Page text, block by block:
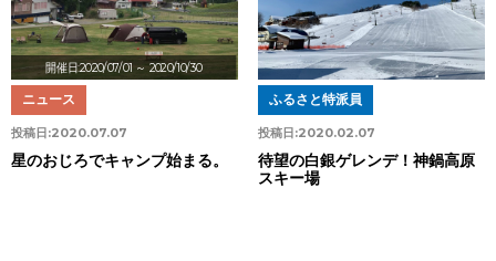
開催日:2020/07/01 ～ 2020/10/30
投稿日:2020.07.07
ニュース
星のおじろでキャンプ始まる。
投稿日:2020.02.07
ふるさと特派員
待望の白銀ゲレンデ！神鍋高原
スキー場